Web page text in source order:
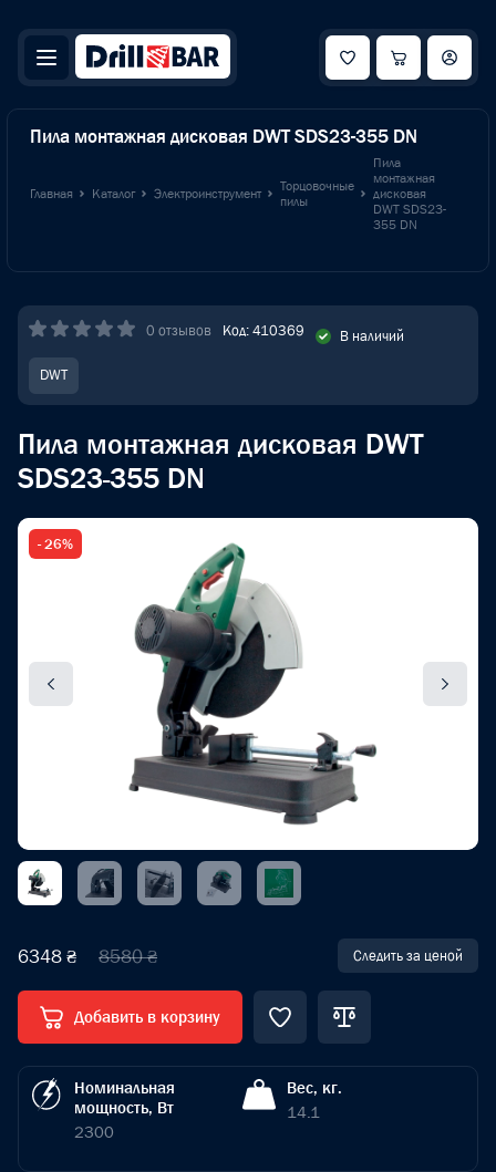
Пила монтажная дисковая DWT SDS23-355 DN
Главная Каталог Электроинструмент
Торцовочные
пилы
Пила
монтажная
дисковая
DWT SDS23-
355 DN
0 отзывов Код: 410369 В наличий
DWT
Пила монтажная дисковая DWT
SDS23-355 DN
- 26%
6348 ₴ 8580 ₴ Следить за ценой
Добавить в корзину
Номинальная
мощность, Вт
2300
Вес, кг.
14.1